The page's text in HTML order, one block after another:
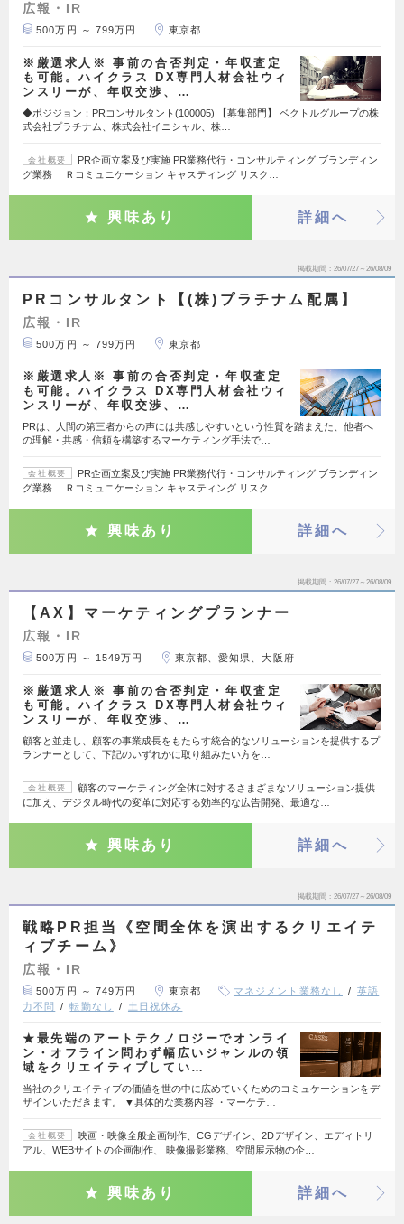
広報・IR
500万円 ～ 799万円 東京都
※厳選求人※ 事前の合否判定・年収査定
も可能。ハイクラス DX専門人材会社ウィ
ンスリーが、年収交渉、…
◆ポジジョン：PRコンサルタント(100005) 【募集部門】 ベクトルグループの株
式会社プラチナム、株式会社イニシャル、株…
会社概要
PR企画立案及び実施 PR業務代行・コンサルティング ブランディン
グ業務 ＩＲコミュニケーション キャスティング リスク…
興味あり 詳細へ
掲載期間 26/07/27～26/08/09
PRコンサルタント【(株)プラチナム配属】
広報・IR
500万円 ～ 799万円 東京都
※厳選求人※ 事前の合否判定・年収査定
も可能。ハイクラス DX専門人材会社ウィ
ンスリーが、年収交渉、…
PRは、人間の第三者からの声には共感しやすいという性質を踏まえた、他者へ
の理解・共感・信頼を構築するマーケティング手法で…
会社概要
PR企画立案及び実施 PR業務代行・コンサルティング ブランディン
グ業務 ＩＲコミュニケーション キャスティング リスク…
興味あり 詳細へ
掲載期間 26/07/27～26/08/09
【AX】マーケティングプランナー
広報・IR
500万円 ～ 1549万円 東京都、愛知県、大阪府
※厳選求人※ 事前の合否判定・年収査定
も可能。ハイクラス DX専門人材会社ウィ
ンスリーが、年収交渉、…
顧客と並走し、顧客の事業成長をもたらす統合的なソリューションを提供するプ
ランナーとして、下記のいずれかに取り組みたい方を…
会社概要
顧客のマーケティング全体に対するさまざまなソリューション提供
に加え、デジタル時代の変革に対応する効率的な広告開発、最適な…
興味あり 詳細へ
掲載期間 26/07/27～26/08/09
戦略PR担当《空間全体を演出するクリエイテ
ィブチーム》
広報・IR
500万円 ～ 749万円 東京都 マネジメント業務なし
英語
力不問
転勤なし 土日祝休み
★最先端のアートテクノロジーでオンライ
ン・オフライン問わず幅広いジャンルの領
域をクリエイティブしてい…
当社のクリエイティブの価値を世の中に広めていくためのコミュケーションをデ
ザインいただきます。 ▼具体的な業務内容 ・マーケテ…
会社概要
映画・映像全般企画制作、CGデザイン、2Dデザイン、エディトリ
アル、WEBサイトの企画制作、 映像撮影業務、空間展示物の企…
興味あり 詳細へ